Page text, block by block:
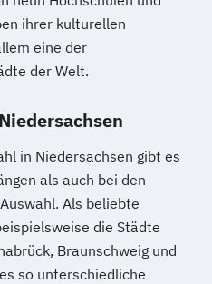
ihrer kulturellen
eine der
der Welt.
in Niedersachsen gibt es
als auch bei den
Als beliebte
die Städte
Braunschweig und
so unterschiedliche